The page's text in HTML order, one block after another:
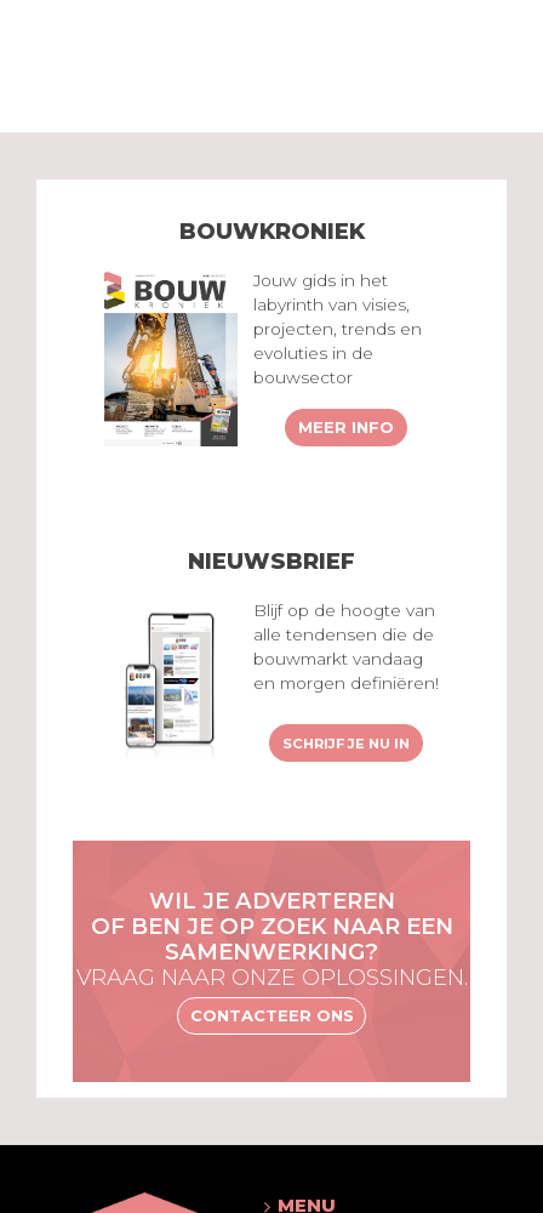
BOUWKRONIEK
Jouw gids in het
labyrinth van visies,
projecten, trends en
evoluties in de
bouwsector
MEER INFO
NIEUWSBRIEF
Blijf op de hoogte van
alle tendensen die de
bouwmarkt vandaag
en morgen definiëren!
SCHRIJF JE NU IN
WIL JE ADVERTEREN
OF BEN JE OP ZOEK NAAR EEN
SAMENWERKING?
VRAAG NAAR ONZE OPLOSSINGEN.
CONTACTEER ONS
MENU